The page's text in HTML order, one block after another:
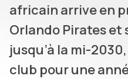
africain arrive en
Orlando Pirates
jusqu’à la mi-
club pour une